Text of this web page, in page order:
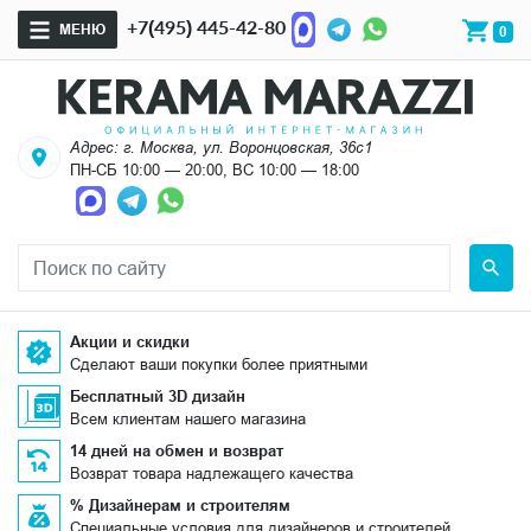
МЕНЮ +7(495) 445-42-80 0
Адрес: г. Москва, ул. Воронцовская, 36с1
ПН-СБ 10:00 — 20:00, ВС 10:00 — 18:00
Акции и скидки
Сделают ваши покупки более приятными
Бесплатный 3D дизайн
Всем клиентам нашего магазина
14 дней на обмен и возврат
Возврат товара надлежащего качества
% Дизайнерам и строителям